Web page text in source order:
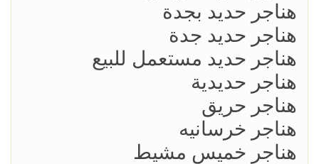
هناجر حديد بجدة
هناجر حديد جدة
هناجر حديد مستعمل للبيع
هناجر حديدية
هناجر حريق
هناجر خرسانيه
هناجر خميس مشيط